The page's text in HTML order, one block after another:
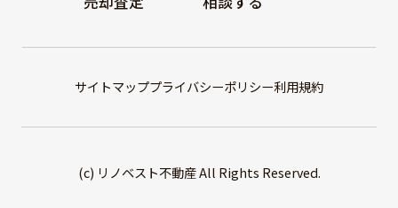
サイトマッププライバシーポリシー利用規約
(c) リノベスト不動産 All Rights Reserved.